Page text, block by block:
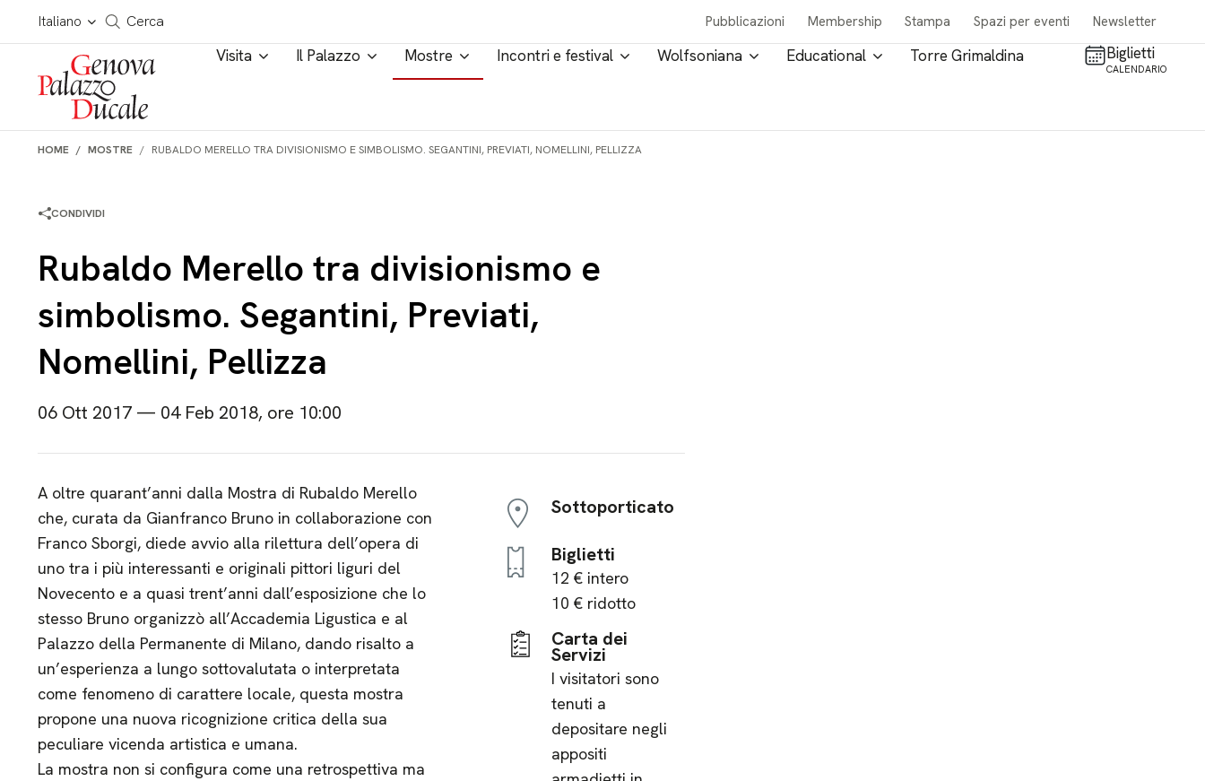
Salta al contenuto
Italiano
Cerca in tutto il sito
Cerca Pubblicazioni Membership Stampa Spazi per eventi Newsletter
Visita Il Palazzo Mostre Incontri e festival Wolfsoniana Educational Torre Grimaldina Biglietti
CALENDARIO
HOME MOSTRE RUBALDO MERELLO TRA DIVISIONISMO E SIMBOLISMO. SEGANTINI, PREVIATI, NOMELLINI, PELLIZZA
CONDIVIDI
Rubaldo Merello tra divisionismo e
simbolismo. Segantini, Previati,
Nomellini, Pellizza
06 Ott 2017 — 04 Feb 2018, ore 10:00
A oltre quarant’anni dalla Mostra di Rubaldo Merello
che, curata da Gianfranco Bruno in collaborazione con
Franco Sborgi, diede avvio alla rilettura dell’opera di
uno tra i più interessanti e originali pittori liguri del
Novecento e a quasi trent’anni dall’esposizione che lo
stesso Bruno organizzò all’Accademia Ligustica e al
Palazzo della Permanente di Milano, dando risalto a
un’esperienza a lungo sottovalutata o interpretata
come fenomeno di carattere locale, questa mostra
propone una nuova ricognizione critica della sua
peculiare vicenda artistica e umana.
La mostra non si configura come una retrospettiva ma
Sottoporticato
Biglietti
12 € intero
10 € ridotto
Carta dei
Servizi
I visitatori sono
tenuti a
depositare negli
appositi